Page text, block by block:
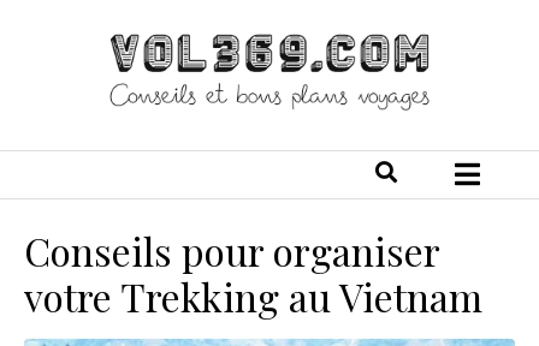
Conseils pour organiser
votre Trekking au Vietnam